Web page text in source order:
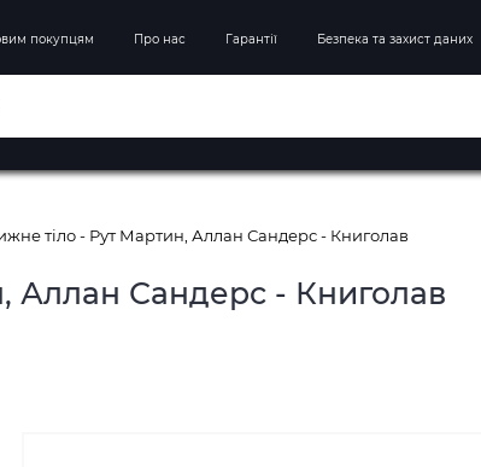
покупцям Про нас Гарантії Безпека та захист даних
тіло - Рут Мартин, Аллан Сандерс - Книголав
Аллан Сандерс - Книголав